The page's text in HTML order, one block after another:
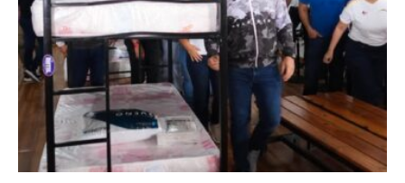
toneladas
de
ayuda
humanitaria
vía
marítima
desde